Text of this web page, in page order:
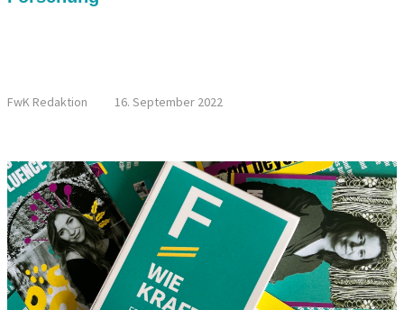
FwK Redaktion 16. September 2022